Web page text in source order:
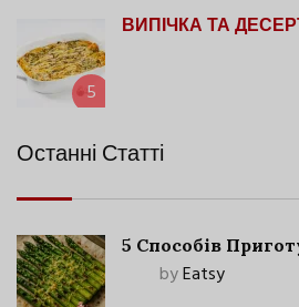
5
ВИПІЧКА ТА
Останні Статті
5 Способів
byEatsy